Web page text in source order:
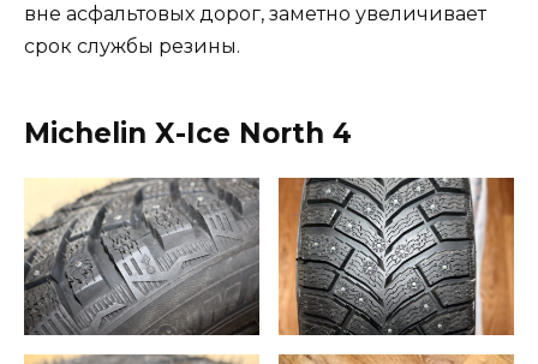
вне асфальтовых дорог, заметно увеличивает
срок службы резины.
Michelin X-Ice North 4